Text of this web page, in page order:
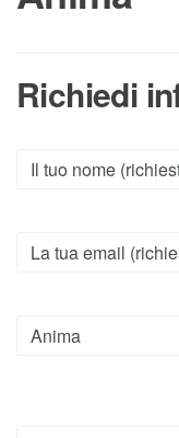
Richiedi